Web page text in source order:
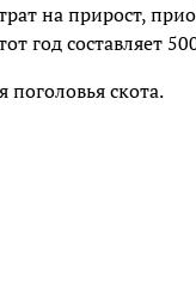
на прирост,
год составляет
поголовья скота.